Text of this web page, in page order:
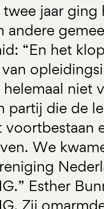
twee jaar
andere
“En het
niet
partij die de
voortbestaan
We
Esther